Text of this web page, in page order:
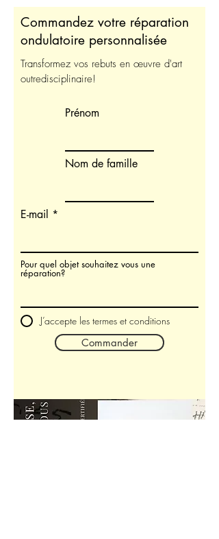
Commandez votre réparation
ondulatoire personnalisée
Transformez vos rebuts en œuvre d'art
outredisciplinaire!
Prénom
Nom de famille
E-mail
Pour quel objet souhaitez vous une
réparation?
J’accepte les termes et conditions
Commander